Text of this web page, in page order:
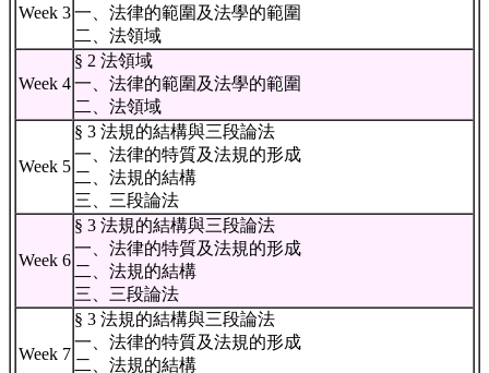
Week 3 一、法律的範圍及法學的範圍
二、法領域
Week 4
§ 2 法領域
一、法律的範圍及法學的範圍
二、法領域
Week 5
§ 3 法規的結構與三段論法
一、法律的特質及法規的形成
二、法規的結構
三、三段論法
Week 6
§ 3 法規的結構與三段論法
一、法律的特質及法規的形成
二、法規的結構
三、三段論法
Week 7
§ 3 法規的結構與三段論法
一、法律的特質及法規的形成
二、法規的結構